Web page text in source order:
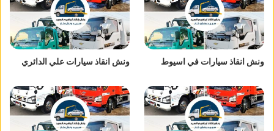
ونش انقاذ سيارات في اسيوط ونش انقاذ سيارات علي الدائري